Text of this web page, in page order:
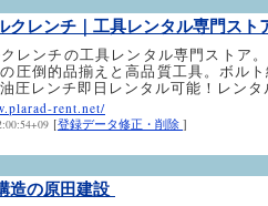
クレンチ｜工具レンタル専門スト
レンチの工具レンタル専門ストア
圧倒的品揃えと高品質工具。ボル
圧レンチ即日レンタル可能！レンタ
rent.net/
[登録データ修正・削除 ]
造の原田建設